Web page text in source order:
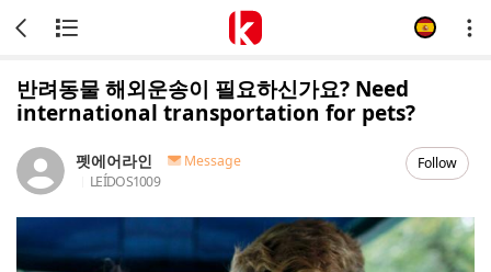
반려동물 해외운송이 필요하신가요? Need
international transportation for pets?
펫에어라인
Message
LEÍDOS1009
Follow